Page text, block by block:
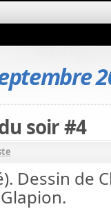
soir #4
Dessin de